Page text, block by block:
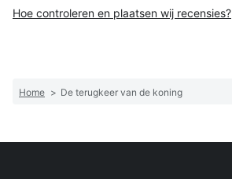
Hoe controleren en plaatsen wij recensies?
Home > De terugkeer van de koning